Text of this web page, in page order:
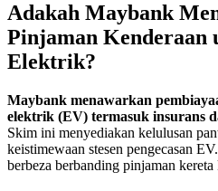
Adakah Maybank
Pinjaman Kenderaan
Elektrik?
Maybank menawarkan
elektrik (EV) termasuk insurans
Skim ini menyediakan kelulusan
keistimewaan stesen pengecasan
berbeza berbanding pinjaman